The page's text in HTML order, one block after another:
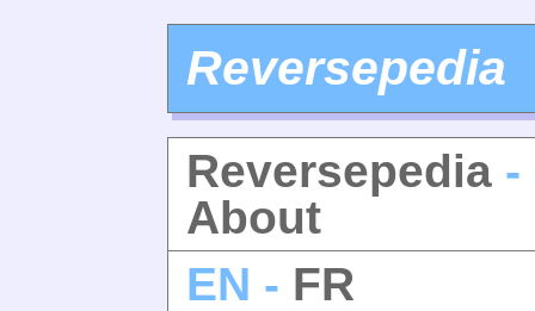
Reversepedia
Reversepedia -
About
EN - FR